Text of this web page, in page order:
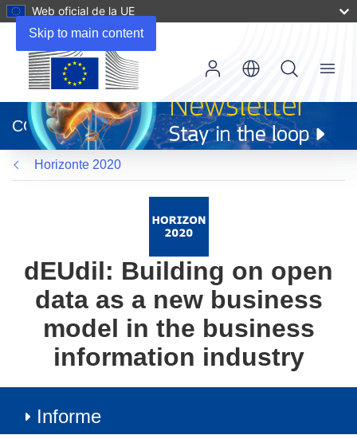
Skip to main content
Web oficial de la UE
abrirá
en
una
nueva
ventana)
CORDIS
Menu
Horizonte 2020
dEUdil: Building on open
data as a new business
model in the business
information industry
Informe